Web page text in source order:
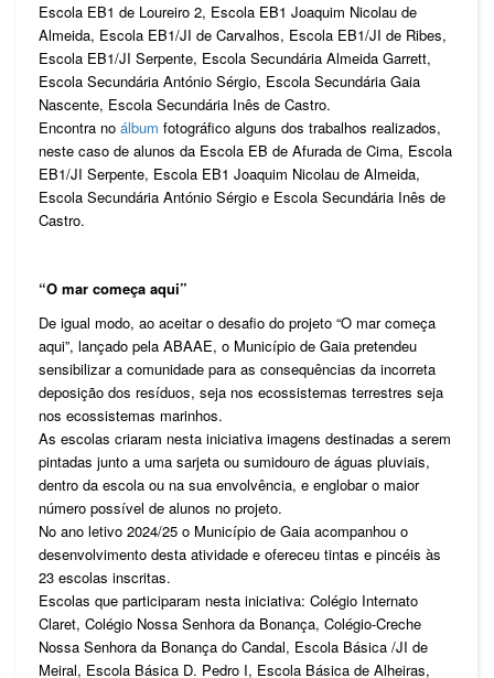
Escola EB1 de Loureiro 2, Escola EB1 Joaquim Nicolau de
Almeida, Escola EB1/JI de Carvalhos, Escola EB1/JI de Ribes,
Escola EB1/JI Serpente, Escola Secundária Almeida Garrett,
Escola Secundária António Sérgio, Escola Secundária Gaia
Nascente, Escola Secundária Inês de Castro.
Encontra no álbum fotográfico alguns dos trabalhos realizados,
neste caso de alunos da Escola EB de Afurada de Cima, Escola
EB1/JI Serpente, Escola EB1 Joaquim Nicolau de Almeida,
Escola Secundária António Sérgio e Escola Secundária Inês de
Castro.
“O mar começa aqui”
De igual modo, ao aceitar o desafio do projeto “O mar começa
aqui”, lançado pela ABAAE, o Município de Gaia pretendeu
sensibilizar a comunidade para as consequências da incorreta
deposição dos resíduos, seja nos ecossistemas terrestres seja
nos ecossistemas marinhos.
As escolas criaram nesta iniciativa imagens destinadas a serem
pintadas junto a uma sarjeta ou sumidouro de águas pluviais,
dentro da escola ou na sua envolvência, e englobar o maior
número possível de alunos no projeto.
No ano letivo 2024/25 o Município de Gaia acompanhou o
desenvolvimento desta atividade e ofereceu tintas e pincéis às
23 escolas inscritas.
Escolas que participaram nesta iniciativa: Colégio Internato
Claret, Colégio Nossa Senhora da Bonança, Colégio-Creche
Nossa Senhora da Bonança do Candal, Escola Básica /JI de
Meiral, Escola Básica D. Pedro I, Escola Básica de Alheiras,